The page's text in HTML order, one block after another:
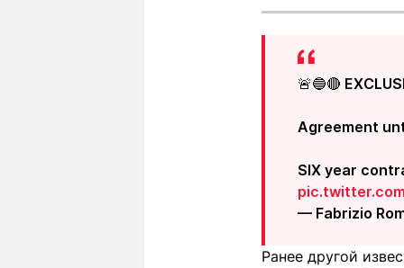
🚨🔵🔴
Agreement
SIX year
— Fabrizio
Ранее другой